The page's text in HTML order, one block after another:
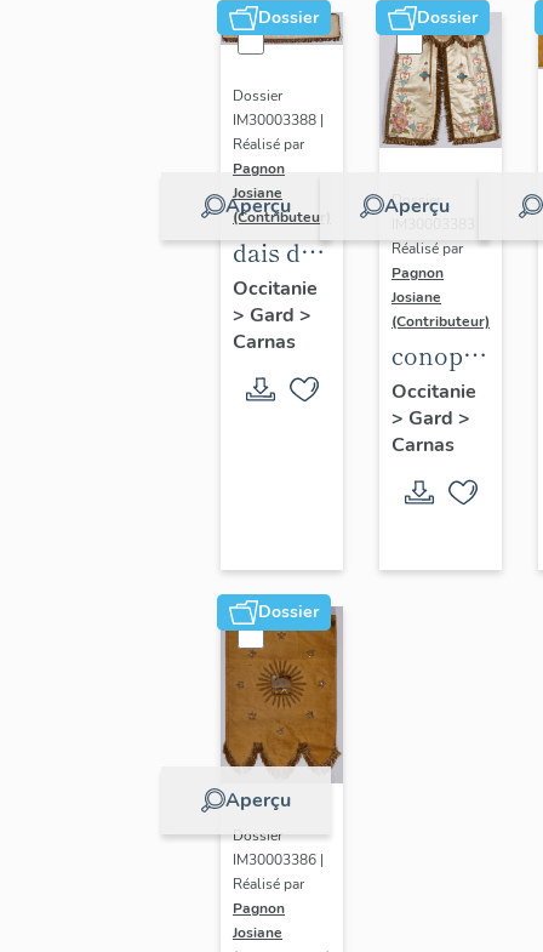
Dossier
Aperçu
Dossier
IM30003388 |
Réalisé par
Pagnon
Josiane
(Contributeur)
dais de
procession
blanc
Occitanie
> Gard >
Carnas
Dossier
Aperçu
Dossier
Réalisé par
Pagnon
Josiane
(Contributeur)
conopée
blanc
Occitanie
> Gard >
Carnas
Dossier
Aperçu
Dossier
IM30003386 |
Réalisé par
Pagnon
Josiane